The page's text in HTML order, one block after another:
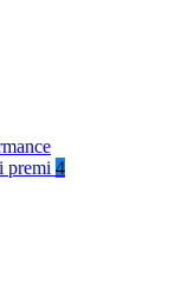
premi 4